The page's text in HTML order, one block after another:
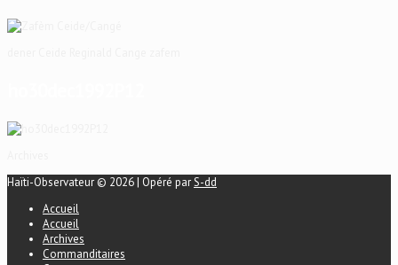
Haïti-Observateur © 2026 | Opéré parS-dd
Accueil
Accueil
Archives
Commanditaires